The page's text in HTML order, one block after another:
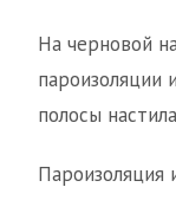
На черновой
пароизоляции
полосы
Пароизоляция